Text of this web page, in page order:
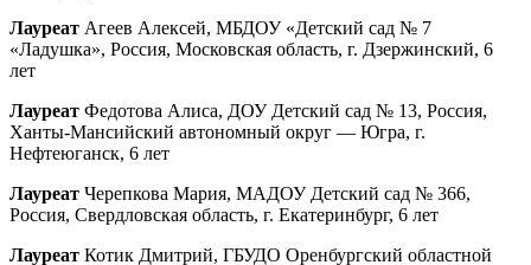
Лауреат Агеев Алексей, МБДОУ «Детский сад № 7
«Ладушка», Россия, Московская область, г. Дзержинский, 6
лет
Лауреат Федотова Алиса, ДОУ Детский сад № 13, Россия,
Ханты-Мансийский автономный округ — Югра, г.
Нефтеюганск, 6 лет
Лауреат Черепкова Мария, МАДОУ Детский сад № 366,
Россия, Свердловская область, г. Екатеринбург, 6 лет
Лауреат Котик Дмитрий, ГБУДО Оренбургский областной